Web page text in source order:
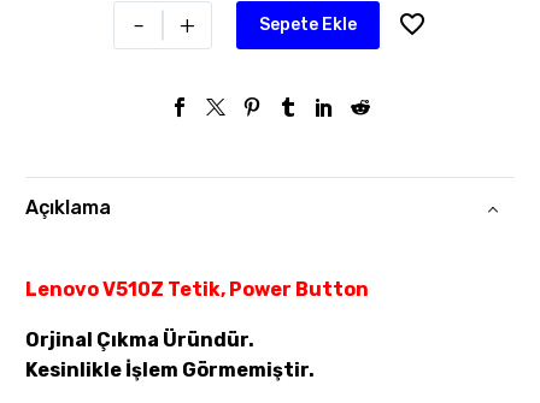
- + Sepete Ekle
Açıklama
Lenovo V510Z Tetik, Power Button
Orjinal Çıkma Üründür.
Kesinlikle İşlem Görmemiştir.